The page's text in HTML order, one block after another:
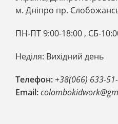
м. Дніпро пр.
ПН-ПТ 9:00-18:00 , CБ-
Неділя: Вихідний день
Телефон: +38(066) 633-
Email: